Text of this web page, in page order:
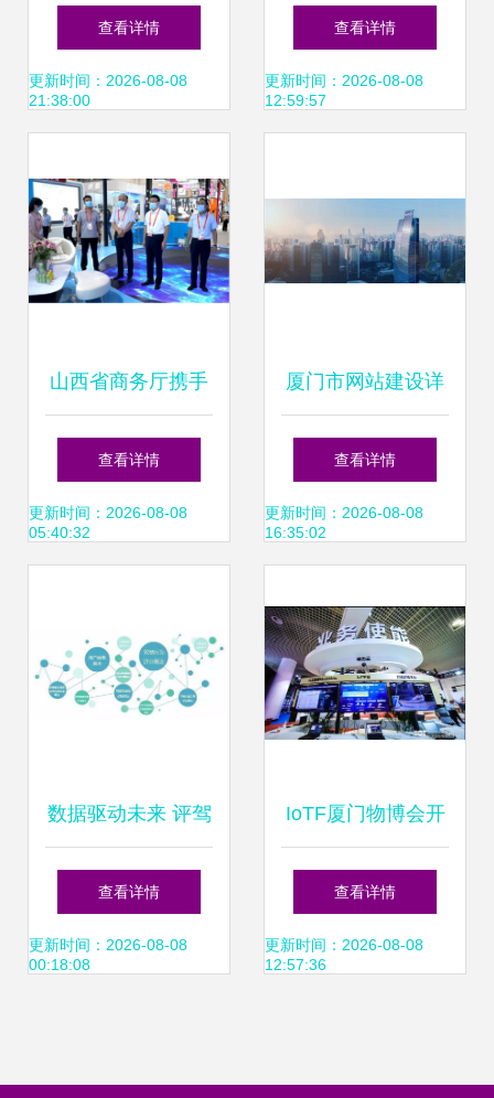
前沿 诚搜网络科技
助力企业数字化转
查看详情
更新时间：2026-08-08
21:38:00
起点 厦门中卡科技
开发的免费网络平
查看详情
更新时间：2026-08-08
12:59:57
山西省商务厅携手
厦门网络技术 数字
化转型下的区域合
查看详情
更新时间：2026-08-08
05:40:32
厦门市网站建设详
解 从自然资源规划
局官网更新看技术
查看详情
更新时间：2026-08-08
16:35:02
数据驱动未来 评驾
科技以驾驶行为分
析重塑车险业格局
查看详情
更新时间：2026-08-08
00:18:08
IoTF厦门物博会开
幕 拥
抱“5G+AIoT”新时
查看详情
更新时间：2026-08-08
12:57:36